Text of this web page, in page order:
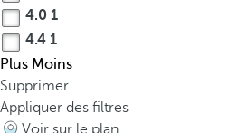
4.0 1
4.4 1
Plus Moins
Supprimer
Appliquer des filtres
Voir sur le plan